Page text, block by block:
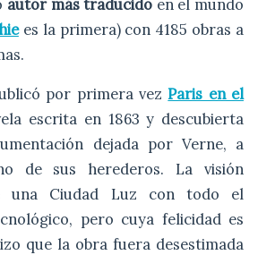
autor más traducido en el mundo
es la primera) con 4185 obras a
por primera vezParis en el
escrita en 1863 y descubierta
dejada por Verne, a
de sus herederos. La visión
una Ciudad Luz con todo el
pero cuya felicidad es
que la obra fuera desestimada